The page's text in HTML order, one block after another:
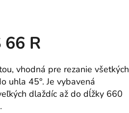
R
vhodná pre rezanie všetkých
uhla 45°. Je vybavená
dlaždíc až do dĺžky 660